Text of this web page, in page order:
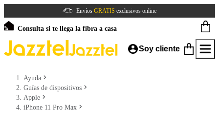
Envíos GRATIS exclusivos online
Consulta si te llega la fibra a casa
Soy cliente
Ayuda
Guías de dispositivos
Apple
iPhone 11 Pro Max